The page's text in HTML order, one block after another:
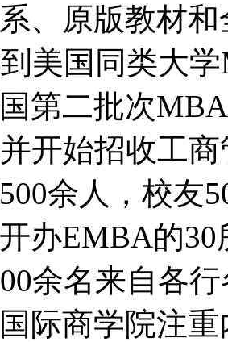
、原版教材
美国同类大
第二批次
开始招收工
余人，校友
办EMBA的
余名来自各
际商学院注